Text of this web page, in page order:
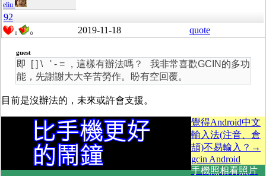
eliu
92
0 0 2019-11-18 quote
guest
即 [ ] \ ' - = ，這樣有辦法嗎？ 我非常喜歡GCIN的多功
能，先謝謝大大辛苦勞作。盼有空回覆。
目前是沒辦法的，未來或許會支援。
覺得Android中文
輸入法(注音、倉
頡)不易輸入？→
gcin Android
手機照相看照片